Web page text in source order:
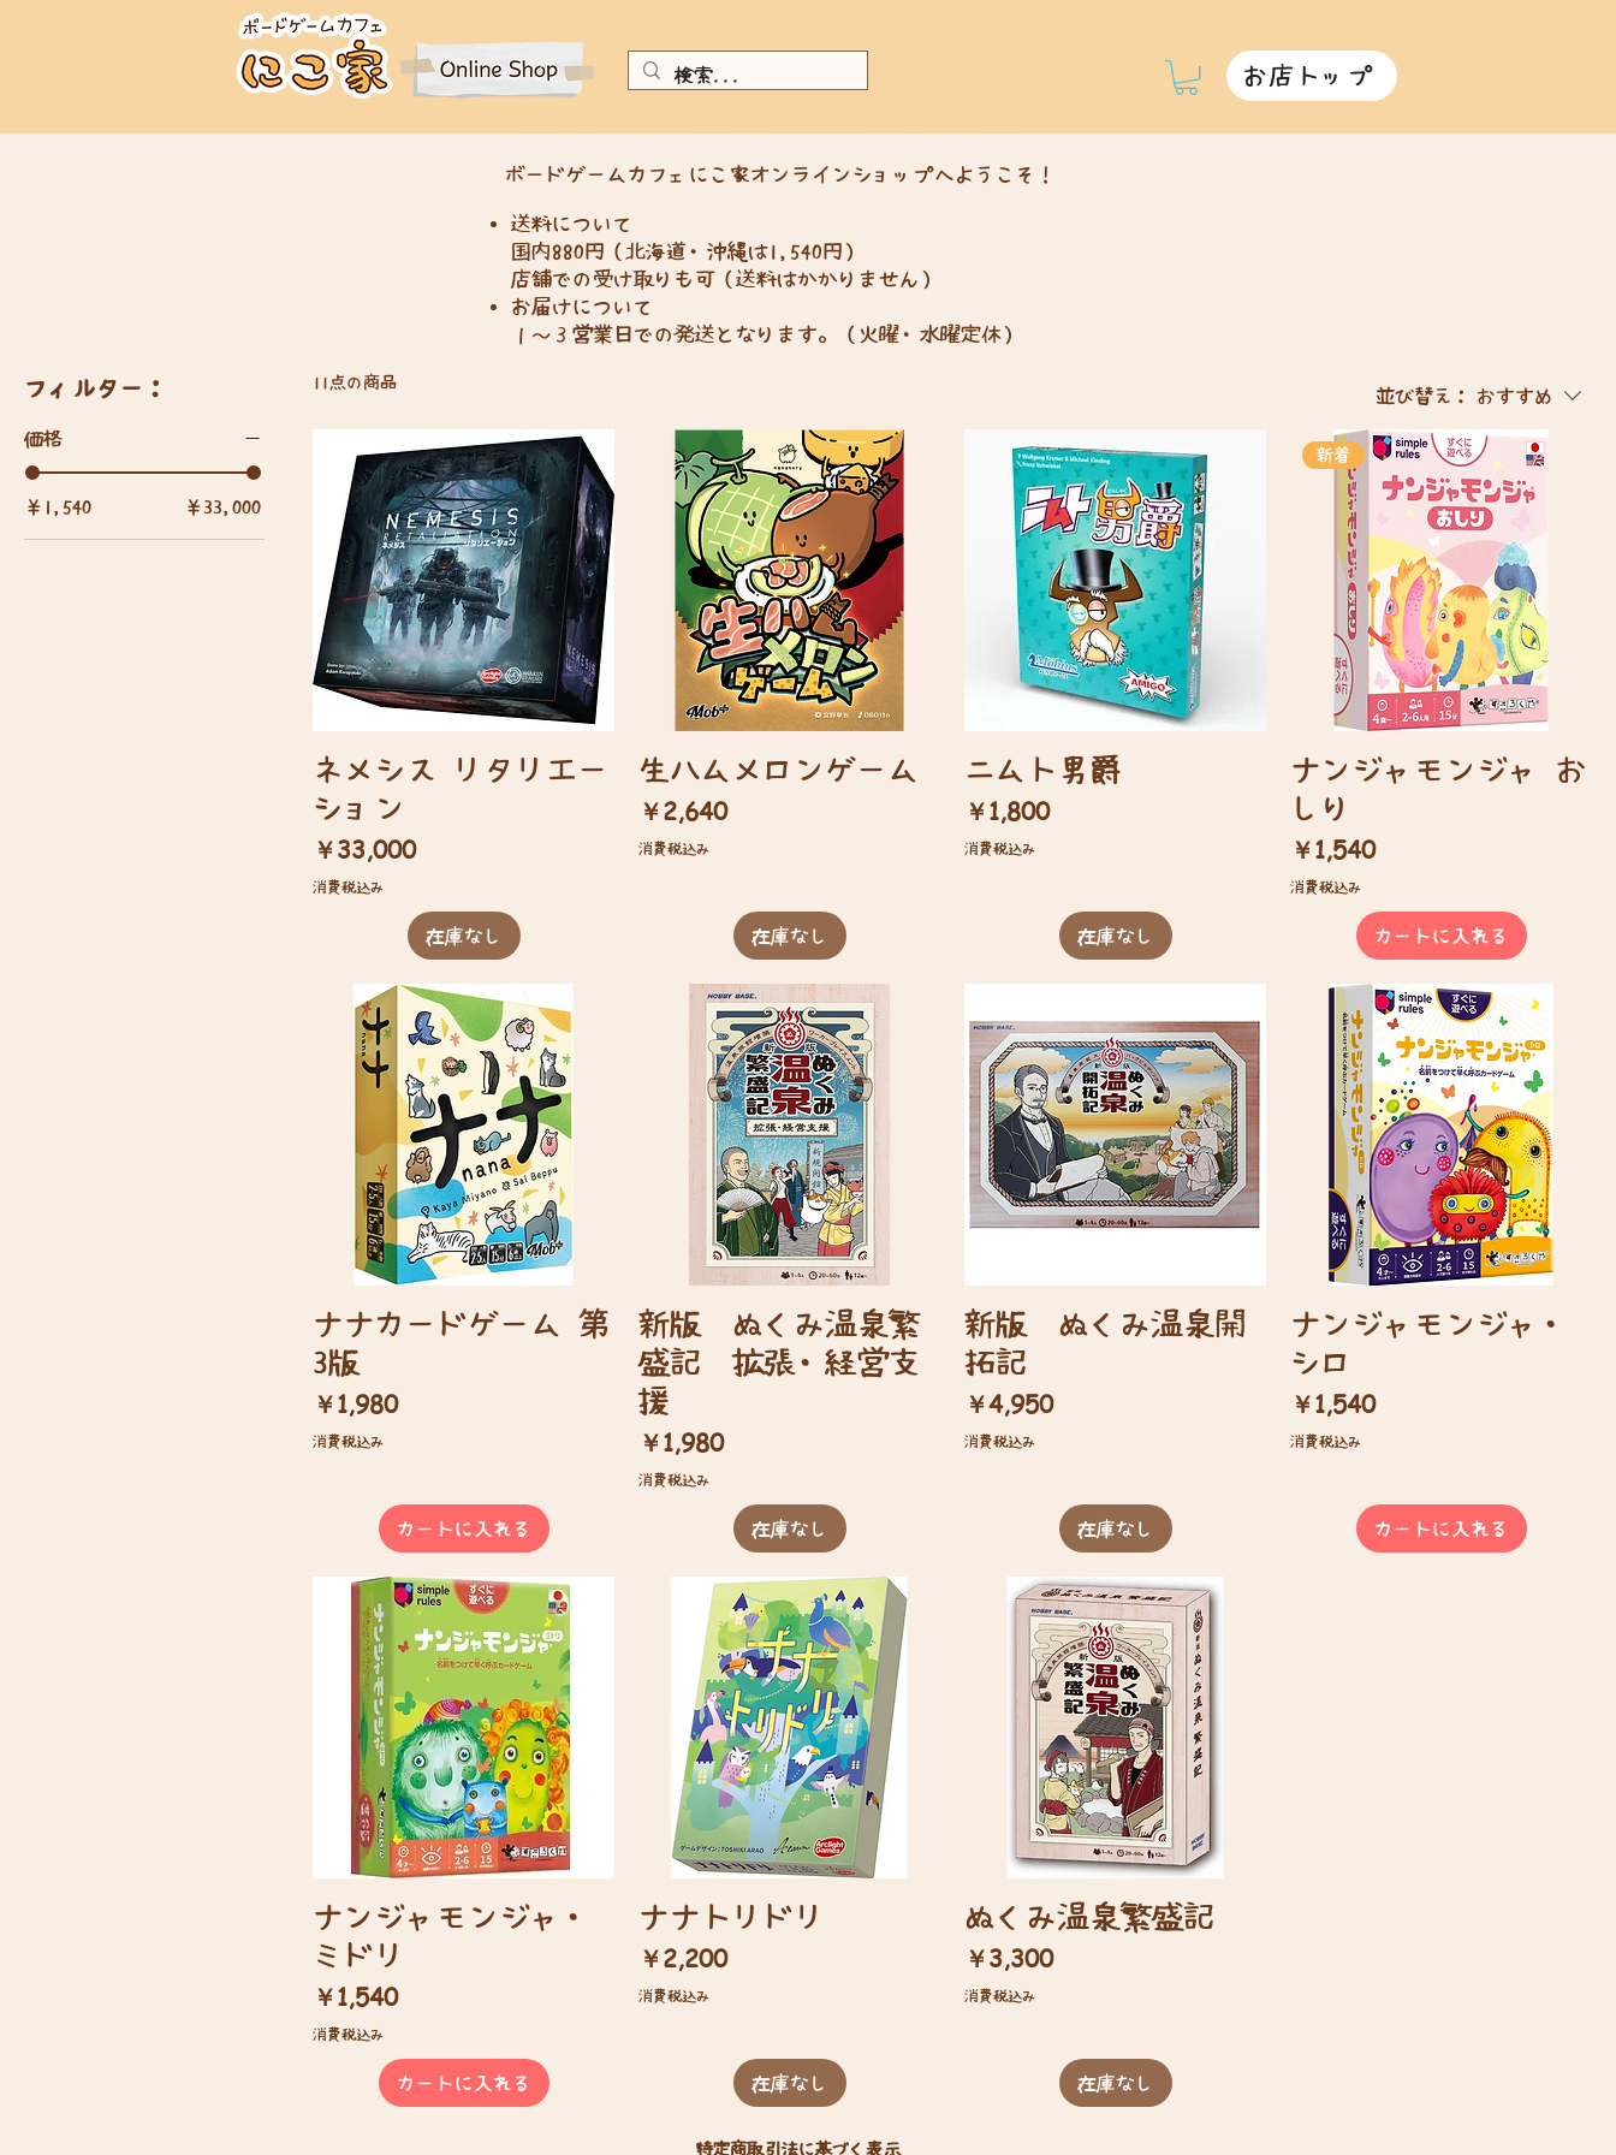
お店トップ
​ボードゲームカフェにこ家オンラインショップへようこそ！
送料について
国内880円（北海道・沖縄は1,540円）
店舗での受け取りも可（送料はかかりません）
お届けについて
１～３営業日での発送となります。（火曜・水曜定休）
フィルター：
価格
￥1,540 ￥33,000
11点の商品
並び替え： おすすめ
ネメシス リタリエー
ション
価格
￥33,000
消費税込み
在庫なし
生ハムメロンゲーム
価格
￥2,640
消費税込み
在庫なし
ニムト男爵
価格
￥1,800
消費税込み
在庫なし
新着
ナンジャモンジャ お
しり
価格
￥1,540
消費税込み
カートに入れる
ナナカードゲーム 第
3版
価格
￥1,980
消費税込み
カートに入れる
新版 ぬくみ温泉繁
盛記 拡張・経営支
援
価格
￥1,980
消費税込み
在庫なし
新版 ぬくみ温泉開
拓記
価格
￥4,950
消費税込み
在庫なし
ナンジャモンジャ・
シロ
価格
￥1,540
消費税込み
カートに入れる
ナンジャモンジャ・
ミドリ
価格
￥1,540
消費税込み
カートに入れる
ナナトリドリ
価格
￥2,200
消費税込み
在庫なし
ぬくみ温泉繁盛記
価格
￥3,300
消費税込み
在庫なし
特定商取引法に基づく表示